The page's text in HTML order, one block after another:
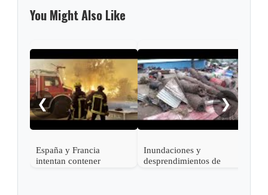
You Might Also Like
❮
España y Francia
intentan contener
Inundaciones y
desprendimientos de
❯